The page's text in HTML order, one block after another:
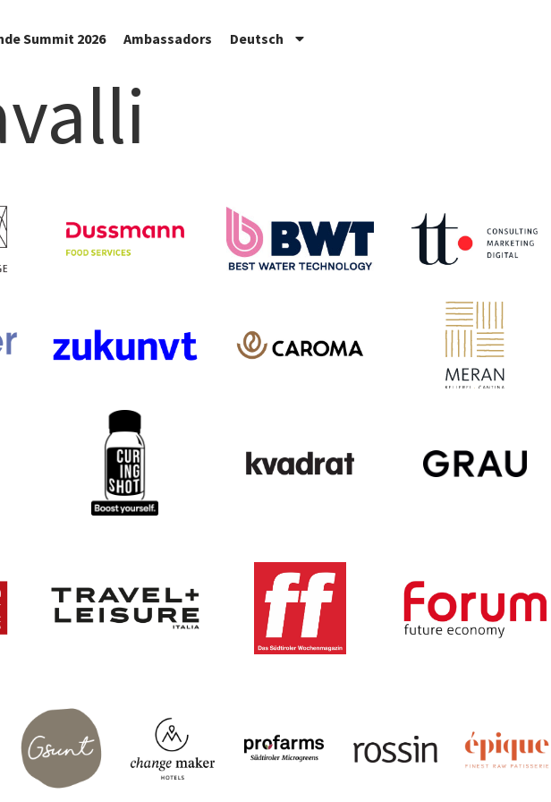
Summit 2026 Ambassadors Deutsch